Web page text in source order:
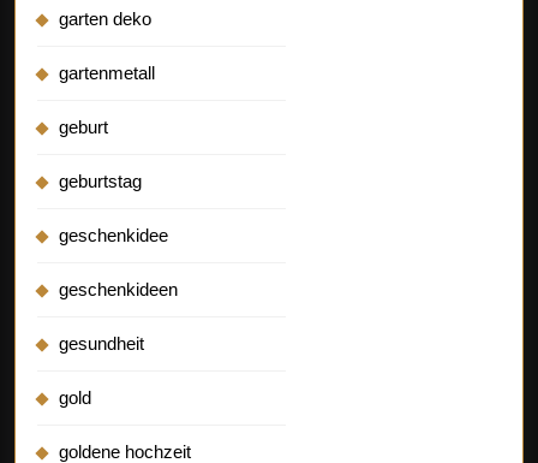
garten deko
gartenmetall
geburt
geburtstag
geschenkidee
geschenkideen
gesundheit
gold
goldene hochzeit